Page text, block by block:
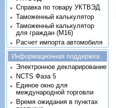
Справка по товару УКТВЭД
Таможенный калькулятор
Таможенный калькулятор
для граждан (M16)
Расчет импорта автомобиля
Информационная поддержка
Электронное декларирование
NCTS Фаза 5
Единое окно для
международной торговли
Время ожидания в пунктах